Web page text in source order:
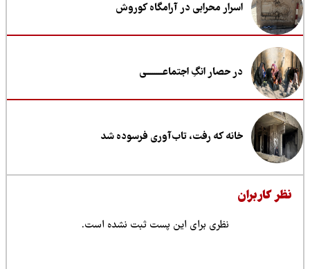
اسرار محرابی در آرامگاه کوروش
در حصار انگِ اجتماعــــــــی
خانه که رفت، تاب‌آوری فرسوده شد
کاربران
نظری برای این پست ثبت نشده است.